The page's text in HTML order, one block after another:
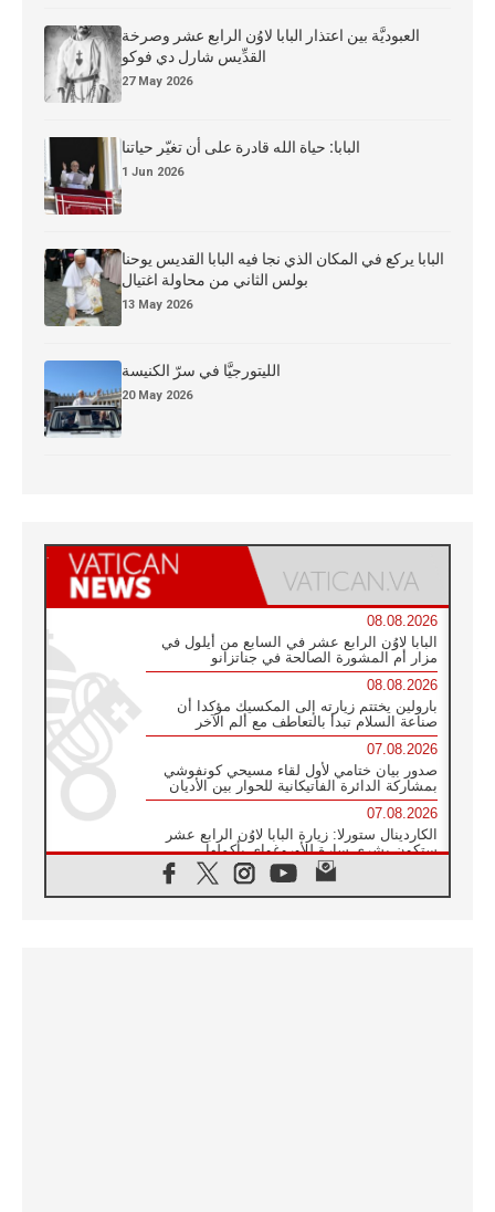
العبوديَّة بين اعتذار البابا لاوُن الرابع عشر وصرخة
القدِّيس شارل دي فوكو
27 May 2026
البابا: حياة الله قادرة على أن تغيّر حياتنا
1 Jun 2026
البابا يركع في المكان الذي نجا فيه البابا القديس يوحنا
بولس الثاني من محاولة اغتيال
13 May 2026
الليتورجيَّا في سرّ الكنيسة
20 May 2026
08.08.2026
البابا لاوُن الرابع عشر في السابع من أيلول في
مزار أم المشورة الصالحة في جناتزانو
08.08.2026
بارولين يختتم زيارته إلى المكسيك مؤكدا أن
صناعة السلام تبدأ بالتعاطف مع ألم الآخر
07.08.2026
صدور بيان ختامي لأول لقاء مسيحي كونفوشي
بمشاركة الدائرة الفاتيكانية للحوار بين الأديان
07.08.2026
الكاردينال ستورلا: زيارة البابا لاوُن الرابع عشر
ستكون بشرى سارة للأوروغواي بأكملها
الفاتيكان يعلن برنامج الزيارة الرسولية للبابا لاوُن